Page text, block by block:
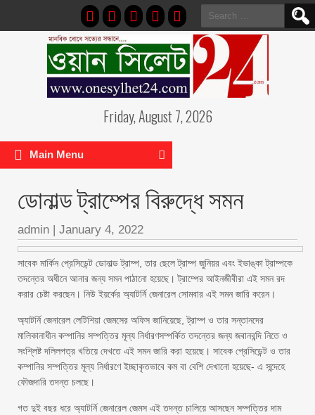
Search
for:
Friday, August 7, 2026
Main Menu
ডোনাল্ড ট্রাম্পের বিরুদ্ধে সমন
admin | January 4, 2022
সাবেক মার্কিন প্রেসিডেন্ট ডোনাল্ড ট্রাম্প, তার ছেলে ট্রাম্প জুনিয়র এবং ইভাঙ্কা ট্রাম্পকে
তদন্তের অধীনে আনার জন্য সমন পাঠানো হয়েছে। ট্রাম্পের আইনজীবীরা এই সমন রদ
করার চেষ্টা করছেন। নিউ ইয়র্কের অ্যাটর্নি জেনারেল সোমবার এই সমন জারি করেন।
অ্যাটর্নি জেনারেল লেটিশিয়া জেমসের অফিস জানিয়েছে, ট্রাম্প ও তার সন্তানদের
মালিকানাধীন কম্পানির সম্পত্তির মূল্য নির্ধারণসম্পর্কিত তদন্তের জন্য জবানবন্দি নিতে ও
সংশ্লিষ্ট দলিলপত্র খতিয়ে দেখতে এই সমন জারি করা হয়েছে। সাবেক প্রেসিডেন্ট ও তার
কম্পানির সম্পত্তির মূল্য নির্ধারণে ইচ্ছাকৃতভাবে কম বা বেশি দেখানো হয়েছে- এ সন্দেহে
ফৌজদারি তদন্ত চলছে।
গত দুই বছর ধরে অ্যাটর্নি জেনারেল জেমস এই তদন্ত চালিয়ে আসছেন সম্পত্তির দাম